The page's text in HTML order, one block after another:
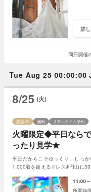
詳
同日開催
Tue Aug 25 00:00:00
8/25 (火)
火曜限定◆平日なら
ったり見学★
残席 無料 リアルタイム予約
平日だからこそゆっくり、しっ
1,000着を超えるドレス♪円山に
11:00～